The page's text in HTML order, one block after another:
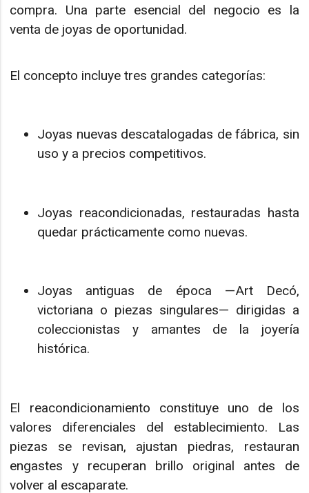
compra. Una parte esencial del negocio es la
venta de joyas de oportunidad.
El concepto incluye tres grandes categorías:
Joyas nuevas descatalogadas de fábrica, sin
uso y a precios competitivos.
Joyas reacondicionadas, restauradas hasta
quedar prácticamente como nuevas.
Joyas antiguas de época —Art Decó,
victoriana o piezas singulares— dirigidas a
coleccionistas y amantes de la joyería
histórica.
El reacondicionamiento constituye uno de los
valores diferenciales del establecimiento. Las
piezas se revisan, ajustan piedras, restauran
engastes y recuperan brillo original antes de
volver al escaparate.